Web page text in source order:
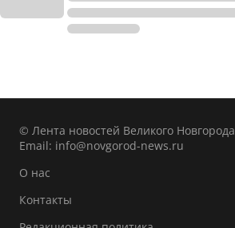
© Лента новостей Великого Новгорода
Email: info@novgorod-news.ru
О нас
Контакты